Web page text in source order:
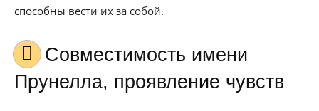
способны вести их за собой.
Совместимость имени
Прунелла, проявление чувств